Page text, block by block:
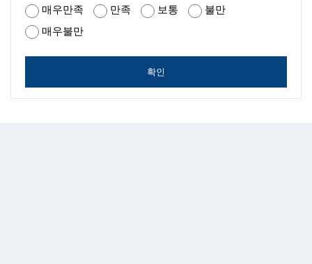
매우만족 만족 보통
불만
매우불만
확인